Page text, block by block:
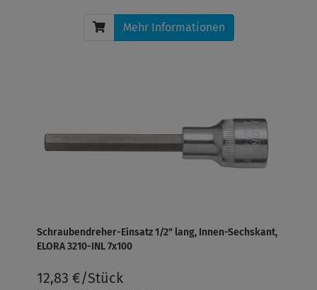
Mehr Informationen
Schraubendreher-Einsatz 1/2" lang, Innen-Sechskant,
ELORA 3210-INL 7x100
12,83 €/Stück